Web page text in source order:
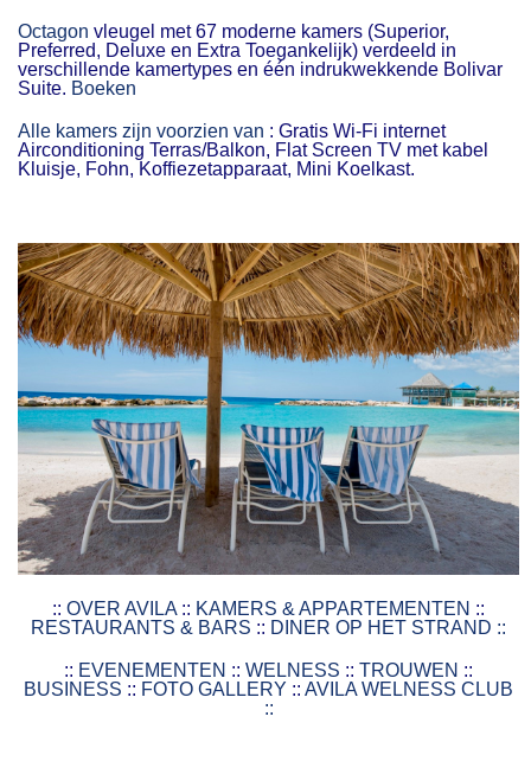
Octagon vleugel met 67 moderne kamers (Superior,
Preferred, Deluxe en Extra Toegankelijk) verdeeld in
verschillende kamertypes en één indrukwekkende Bolivar
Suite. Boeken
Alle kamers zijn voorzien van : Gratis Wi-Fi internet
Airconditioning Terras/Balkon, Flat Screen TV met kabel
Kluisje, Fohn, Koffiezetapparaat, Mini Koelkast.
::OVER AVILA:: KAMERS & APPARTEMENTEN ::
RESTAURANTS & BARS :: DINER OP HET STRAND ::
:: EVENEMENTEN ::WELNESS ::TROUWEN ::
BUSINESS :: FOTO GALLERY ::AVILA WELNESS CLUB
::